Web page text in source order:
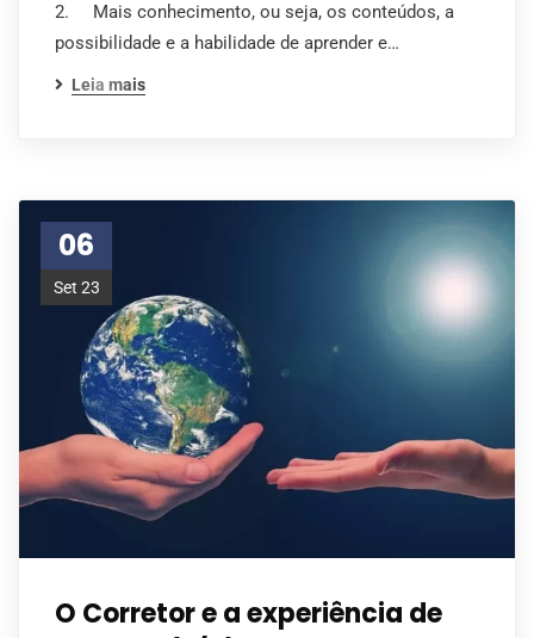
2. Mais conhecimento, ou seja, os conteúdos, a
possibilidade e a habilidade de aprender e…
Leia mais
06
Set 23
O Corretor e a experiência de